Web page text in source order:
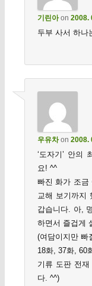
기린아on 2008.
두부 사서 하나
우유차on 2008.
‘도자기’ 안의
요! ^^
빠진 화가 조금
교해 보기까지
갑습니다. 아,
하면서 즐겁게
(여담이지만 빠
18화, 37화, 60
기류 도판 전
다. ^^)